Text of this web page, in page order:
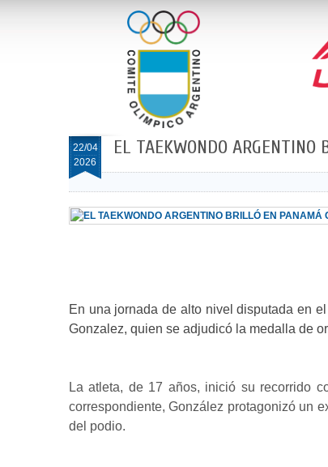
22/04
2026
EL TAEKWONDO
En una jornada de alto nivel disputada en
Gonzalez, quien se adjudicó la medalla de
La atleta, de 17 años, inició su recorrido
correspondiente, González protagonizó un
del podio.